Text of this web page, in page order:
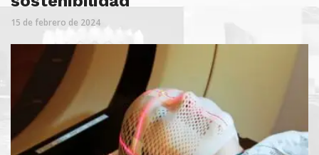
15 de febrero de 2024